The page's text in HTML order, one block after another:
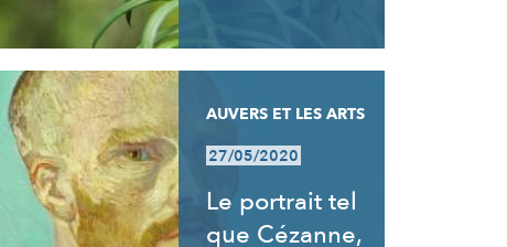
AUVERS ET LES ARTS
27/05/2020
Le portrait tel
que Cézanne,